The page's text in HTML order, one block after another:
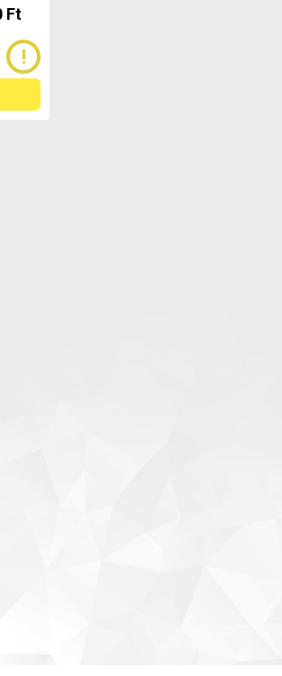
Ft